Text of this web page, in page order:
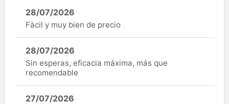
28/07/2026
Fàcil y muy bien de precio
28/07/2026
Sin esperas, eficacia máxima, más que
recomendable
27/07/2026